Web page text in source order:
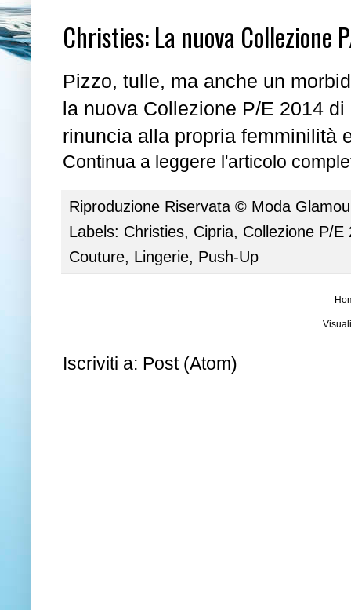
Christies: La nuova Collezione
Pizzo, tulle, ma anche un
la nuova Collezione P/E 2014 di
rinuncia alla propria femminilità
Continua a leggere l'articolo
Riproduzione Riservata © Moda
Labels: Christies, Cipria, Collezione P/E
Couture, Lingerie, Push-Up
Iscriviti a: Post (Atom)